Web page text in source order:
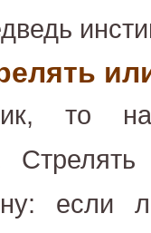
то
если